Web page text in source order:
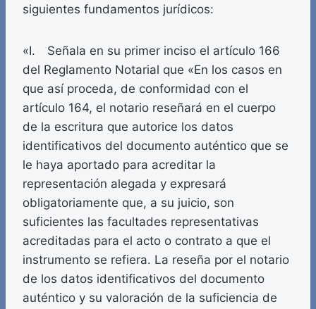
siguientes fundamentos jurídicos:
«I. Señala en su primer inciso el artículo 166
del Reglamento Notarial que «En los casos en
que así proceda, de conformidad con el
artículo 164, el notario reseñará en el cuerpo
de la escritura que autorice los datos
identificativos del documento auténtico que se
le haya aportado para acreditar la
representación alegada y expresará
obligatoriamente que, a su juicio, son
suficientes las facultades representativas
acreditadas para el acto o contrato a que el
instrumento se refiera. La reseña por el notario
de los datos identificativos del documento
auténtico y su valoración de la suficiencia de